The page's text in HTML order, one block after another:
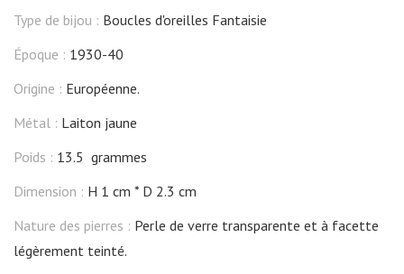
Type de bijou : Boucles d'oreilles Fantaisie
Époque : 1930-40
Origine : Européenne.
Métal : Laiton jaune
Poids : 13.5 grammes
Dimension : H 1 cm
D 2.3 cm
Nature des pierres : Perle de verre transparente et à facette
légèrement teinté.